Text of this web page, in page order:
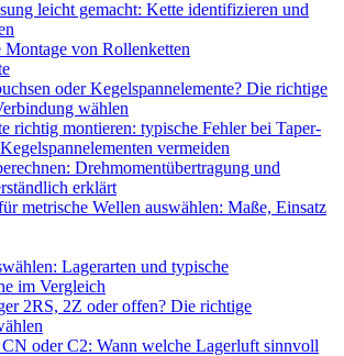
leicht gemacht: Kette identifizieren und
Montage von Rollenketten
oder Kegelspannelemente? Die richtige
wählen
richtig montieren: typische Fehler bei Taper-
vermeiden
Drehmomentübertragung und
erklärt
metrische Wellen auswählen: Maße, Einsatz
Lagerarten und typische
im Vergleich
2RS, 2Z oder offen? Die richtige
oder C2: Wann welche Lagerluft sinnvoll